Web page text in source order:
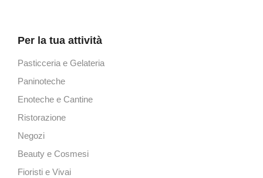
Per la tua attività
Pasticceria e Gelateria
Paninoteche
Enoteche e Cantine
Ristorazione
Negozi
Beauty e Cosmesi
Fioristi e Vivai